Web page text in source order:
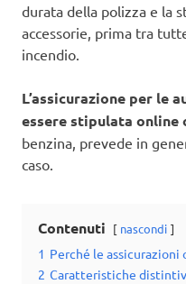
durata della polizza e la
accessorie, prima tra
incendio.
L’assicurazione per le
essere stipulata online
benzina, prevede in
caso.
Contenuti nascondi
1 Perché le assicurazioni
2 Caratteristiche